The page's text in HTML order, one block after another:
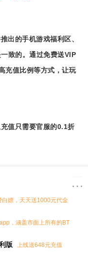
出的手机游戏福利区、
致的。通过免费送VIP
充值比例等方式，让玩
值只需要官服的0.1折
白嫖，天天送1000元代金
，涵盖市面上所有的BT
版
上线送648元充值